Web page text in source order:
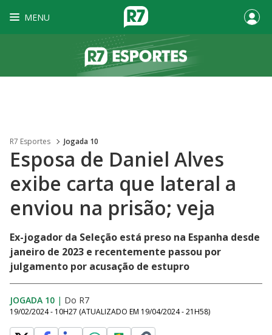
MENU
R7 Esportes Jogada 10
Esposa de Daniel Alves
exibe carta que lateral a
enviou na prisão; veja
Ex-jogador da Seleção está preso na Espanha desde
janeiro de 2023 e recentemente passou por
julgamento por acusação de estupro
JOGADA 10 | Do R7
19/02/2024 - 10H27 (ATUALIZADO EM 19/04/2024 - 21H58)